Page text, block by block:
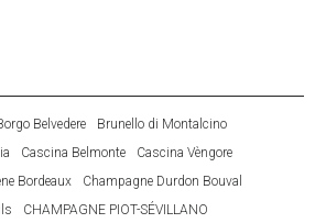
Belvedere
Brunello di Montalcino
Cascina Belmonte
Cascina Vèngore
Bordeaux
Champagne Durdon Bouval
CHAMPAGNE PIOT-SÉVILLANO